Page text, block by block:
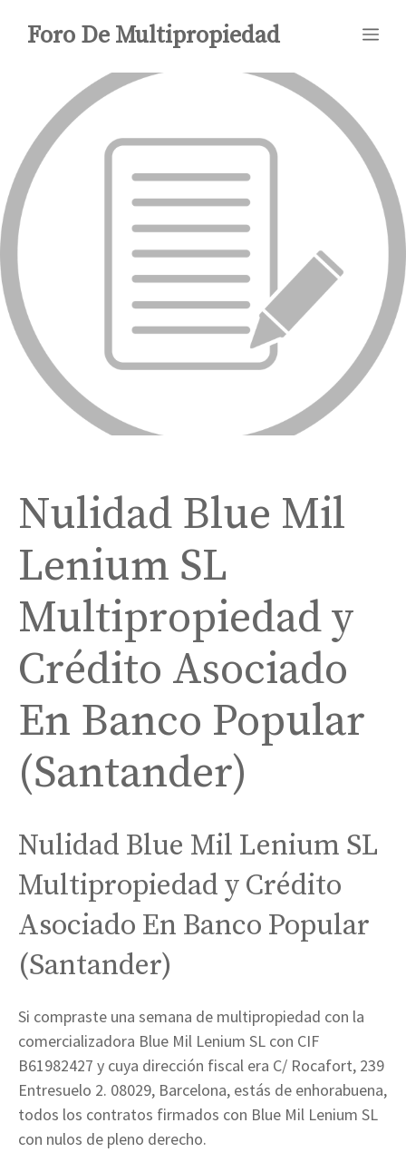
Foro De Multipropiedad
Nulidad Blue Mil
Lenium SL
Multipropiedad y
Crédito Asociado
En Banco Popular
(Santander)
Nulidad Blue Mil Lenium SL
Multipropiedad y Crédito
Asociado En Banco Popular
(Santander)
Si compraste una semana de multipropiedad con la
comercializadora Blue Mil Lenium SL con CIF
B61982427 y cuya dirección fiscal era C/ Rocafort, 239
Entresuelo 2. 08029, Barcelona, estás de enhorabuena,
todos los contratos firmados con Blue Mil Lenium SL
con nulos de pleno derecho.